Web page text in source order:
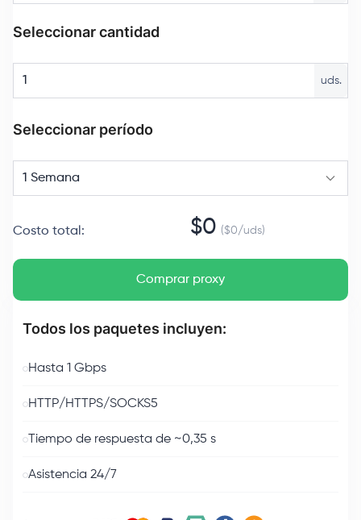
Seleccionar cantidad
uds.
Seleccionar período
1 Semana
Costo total : $0 ($0/uds)
Comprar proxy
Todos los paquetes incluyen:
Hasta 1 Gbps
HTTP/HTTPS/SOCKS5
Tiempo de respuesta de ~0,35 s
Asistencia 24/7